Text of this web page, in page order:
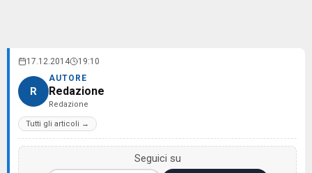
17.12.2014 19:10
R
AUTORE
Redazione
Redazione
Tutti gli articoli →
Seguici su